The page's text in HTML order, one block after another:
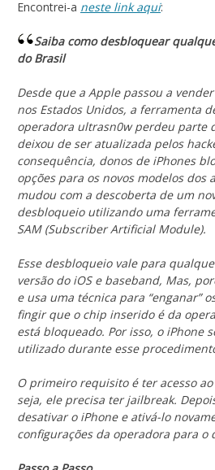
Encontrei-a neste link aqui:
Saiba como desbloquear
do Brasil
Desde que a Apple passou a
nos Estados Unidos, a ferramenta
operadora ultrasn0w perdeu parte
deixou de ser atualizada pelos
consequência, donos de iPhones
opções para os novos modelos dos
mudou com a descoberta de um
desbloqueio utilizando uma
SAM (Subscriber Artificial Module).
Esse desbloqueio vale para
versão do iOS e baseband, Mas,
e usa uma técnica para “enganar”
fingir que o chip inserido é da
está bloqueado. Por isso, o iPhone
utilizado durante esse
O primeiro requisito é ter acesso
seja, ele precisa ter jailbreak.
desativar o iPhone e ativá-lo
configurações da operadora para o